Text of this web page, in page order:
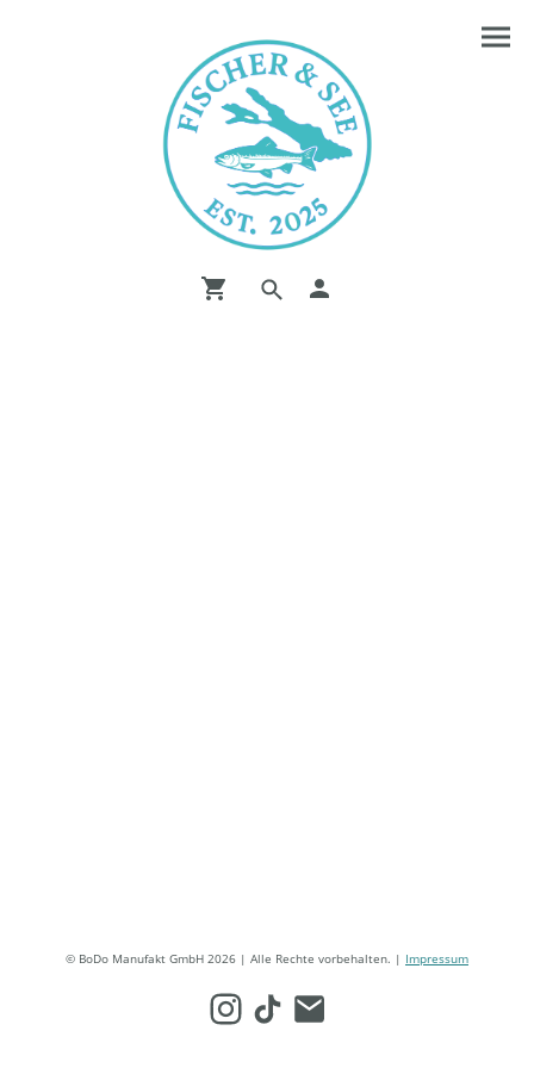
© BoDo Manufakt GmbH 2026 | Alle Rechte vorbehalten. | Impressum